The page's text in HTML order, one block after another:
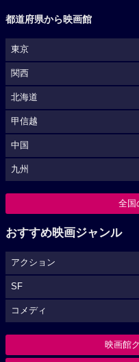
都道府県から映画館
東京
関西
北海道
甲信越
中国
九州
全国
おすすめ映画ジャンル
アクション
SF
コメディ
映画館